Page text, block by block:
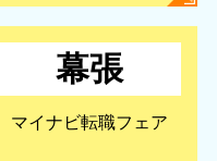
幕張
マイナビ転職フェア